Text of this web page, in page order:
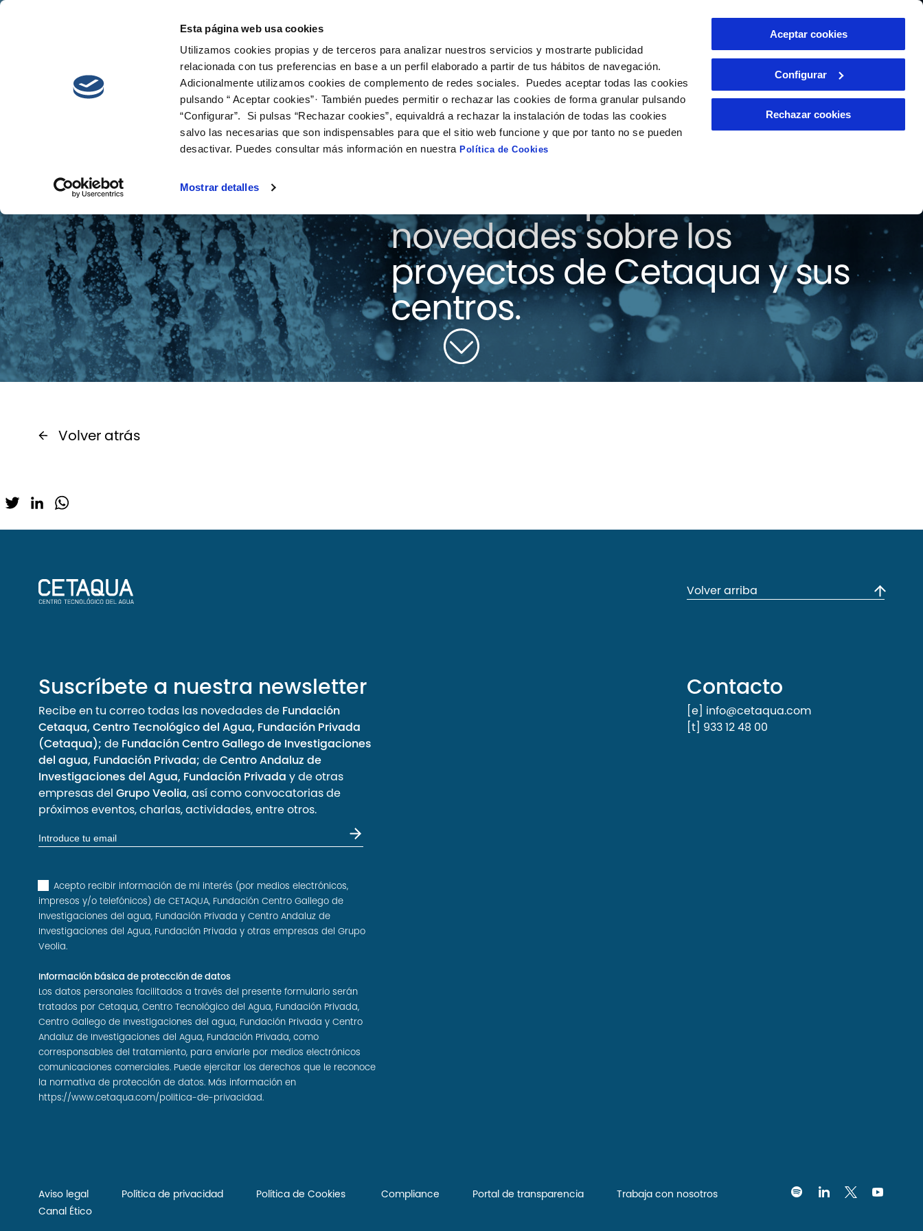
Esta página web usa cookies
Utilizamos cookies propias y de terceros para analizar nuestros servicios y mostrarte publicidad
relacionada con tus preferencias en base a un perfil elaborado a partir de tus hábitos de navegación.
Adicionalmente utilizamos cookies de complemento de redes sociales. Puedes aceptar todas las cookies
pulsando “ Aceptar cookies”· También puedes permitir o rechazar las cookies de forma granular pulsando
“Configurar”. Si pulsas “Rechazar cookies”, equivaldrá a rechazar la instalación de todas las cookies
salvo las necesarias que son indispensables para que el sitio web funcione y que por tanto no se pueden
desactivar. Puedes consultar más información en nuestraPolítica de Cookies
Mostrar detalles
Aceptar cookies
Configurar
Rechazar cookies
Cetaqua Innovación ES
Noticias Consulta aquí todas las
novedades sobre los
proyectos de Cetaqua y sus
centros.
Volver atrás
TwitterLinkedIn
Volver arriba
Suscríbete a nuestra newsletter
Recibe en tu correo todas las novedades de Fundación
Cetaqua, Centro Tecnológico del Agua, Fundación Privada
(Cetaqua); de Fundación Centro Gallego de Investigaciones
del agua, Fundación Privada; deCentro Andaluz de
Investigaciones del Agua, Fundación Privada y de otras
empresas del Grupo Veolia, así como convocatorias de
próximos eventos, charlas, actividades, entre otros.
Acepto recibir información de mi interés (por medios electrónicos,
impresos y/o telefónicos) de CETAQUA, Fundación Centro Gallego de
Investigaciones del agua, Fundación Privada y Centro Andaluz de
Investigaciones del Agua, Fundación Privada y otras empresas del Grupo
Veolia.
Información básica de protección de datos
Los datos personales facilitados a través del presente formulario serán
tratados por Cetaqua, Centro Tecnológico del Agua, Fundación Privada,
Centro Gallego de Investigaciones del agua, Fundación Privada y Centro
Andaluz de Investigaciones del Agua, Fundación Privada, como
corresponsables del tratamiento, para enviarle por medios electrónicos
comunicaciones comerciales. Puede ejercitar los derechos que le reconoce
la normativa de protección de datos. Más información en
https://www.cetaqua.com/politica-de-privacidad.
Contacto
[e] info@cetaqua.com
[t] 933 12 48 00
Aviso legal Política de privacidad Política de Cookies Compliance Portal de transparencia
Trabaja con nosotros
Canal Ético